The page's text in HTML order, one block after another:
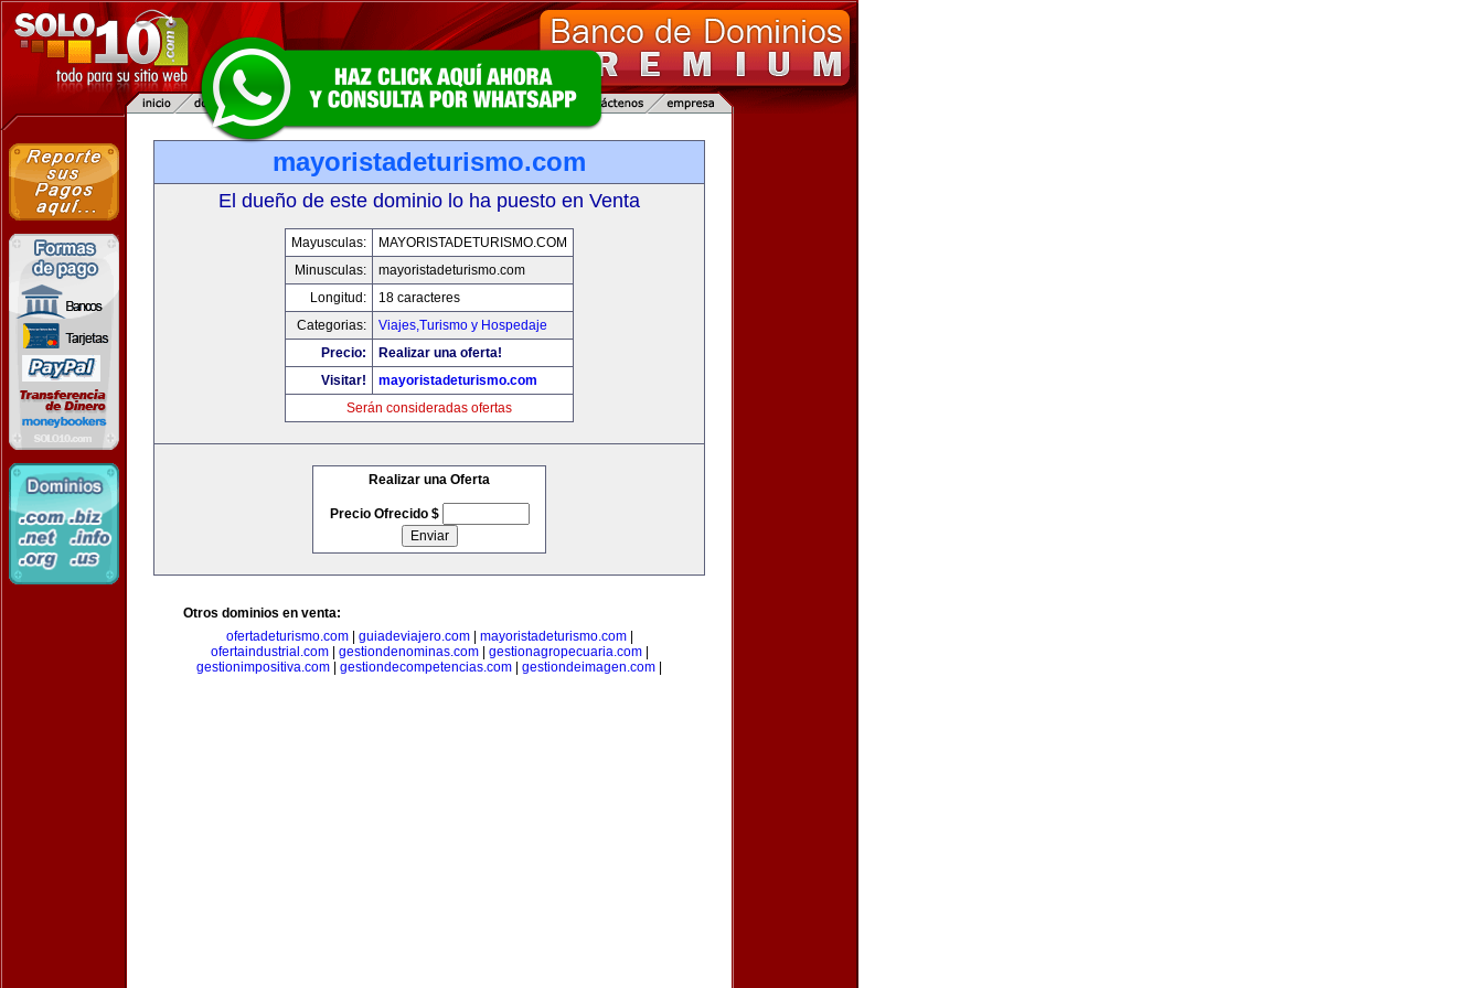
mayoristadeturismo.com
El dueño de este dominio lo ha puesto en Venta
Mayusculas:
MAYORISTADETURISMO.COM
Minusculas:
mayoristadeturismo.com
Longitud:
18 caracteres
Categorias:
Viajes,Turismo y Hospedaje
Precio:
Realizar una oferta!
Visitar!
mayoristadeturismo.com
Serán consideradas ofertas
Realizar una Oferta
Precio Ofrecido $
Otros dominios en venta:
ofertadeturismo.com| guiadeviajero.com| mayoristadeturismo.com|
ofertaindustrial.com| gestiondenominas.com| gestionagropecuaria.com|
gestionimpositiva.com
gestiondecompetencias.com gestiondeimagen.com